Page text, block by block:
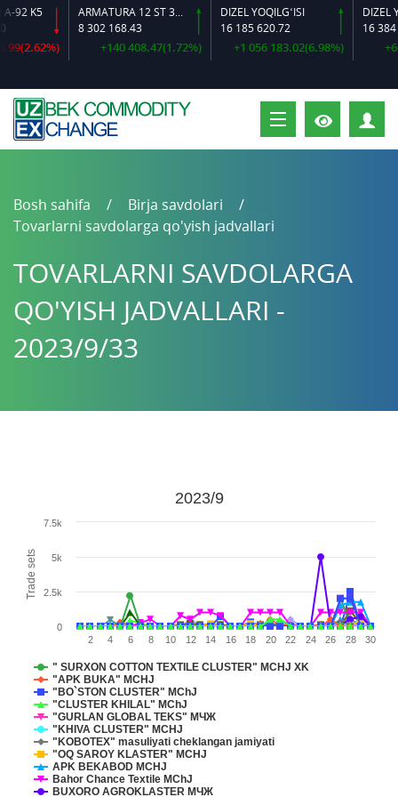
ARMATURA 12 ST 35 GS O‘LCHAMLI
8 302 168.43
+140 408.47(1.72%)
DIZEL YOQILG‘ISI
16 185 620.72
+1 056 183.02(6.98%)
16 384 644.92
+600
Bosh sahifa
Birja savdolari
Tovarlarni savdolarga qo'yish jadvallari
TOVARLARNI SAVDOLARGA
QO'YISH JADVALLARI -
2023/9/33
Trade sets
2023/9
" SURXON COTTON TEXTILE CLUSTER" MCHJ XK
"APK BUKA" MCHJ
"BO`STON CLUSTER" MChJ
"CLUSTER KHILAL" MChJ
"GURLAN GLOBAL TEKS" МЧЖ
"KHIVA CLUSTER" MCHJ
"KOBOTEX" masuliyati cheklangan jamiyati
"OQ SAROY KLASTER" MCHJ
APK BEKABOD MCHJ
Bahor Chance Textile МChJ
BUXORO AGROKLASTER МЧЖ
2 4 6 8 10 12 14 16 18 20 22 24 26 28 30
0
2.5k
5k
7.5k